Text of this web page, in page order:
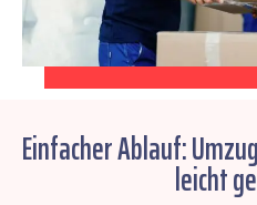
Einfacher Ablauf:
leicht